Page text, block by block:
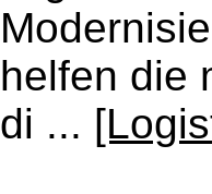
helfen die
di ...